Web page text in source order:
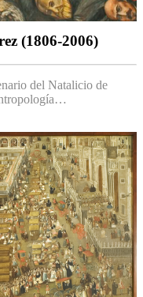
(1806-2006)
del Natalicio de